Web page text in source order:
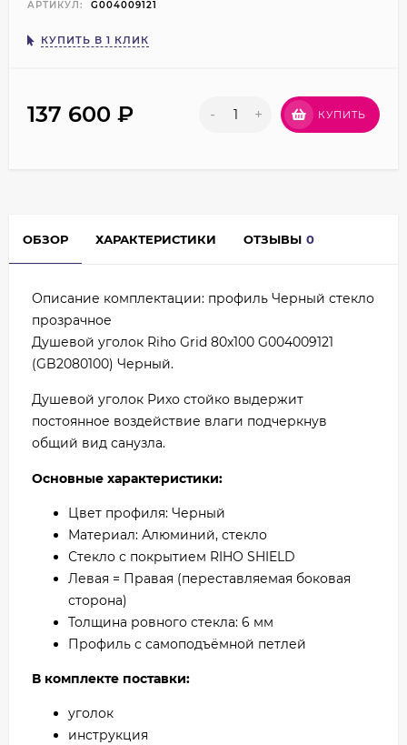
АРТИКУЛ: G004009121
КУПИТЬ В 1 КЛИК
137 600 ₽ - + КУПИТЬ
ОБЗОР ХАРАКТЕРИСТИКИ ОТЗЫВЫ 0
Описание комплектации: профиль Черный стекло
прозрачное
Душевой уголок Riho Grid 80x100 G004009121
(GB2080100) Черный.
Душевой уголок Рихо стойко выдержит
постоянное воздействие влаги подчеркнув
общий вид санузла.
Основные характеристики:
Цвет профиля: Черный
Материал: Алюминий, стекло
Стекло с покрытием RIHO SHIELD
Левая = Правая (переставляемая боковая
сторона)
Толщина ровного стекла: 6 мм
Профиль с самоподъёмной петлей
В комплекте поставки:
уголок
инструкция